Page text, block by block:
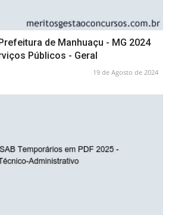
de Manhuaçu - MG 2024
Públicos - Geral
19 de Agosto de 2024